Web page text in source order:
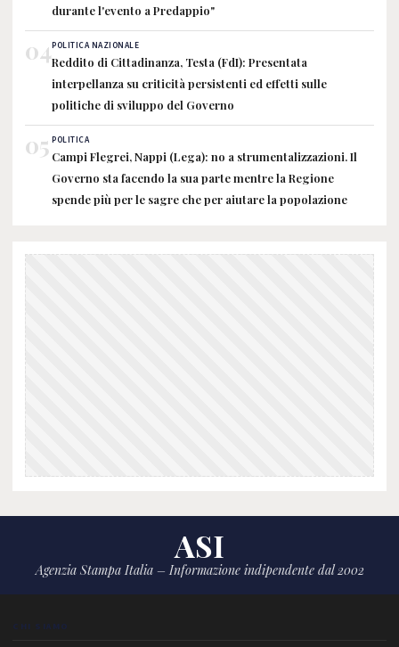
durante l'evento a Predappio"
04POLITICA NAZIONALE
Reddito di Cittadinanza, Testa (FdI): Presentata
interpellanza su criticità persistenti ed effetti sulle
politiche di sviluppo del Governo
05 POLITICA
Campi Flegrei, Nappi (Lega): no a strumentalizzazioni. Il
Governo sta facendo la sua parte mentre la Regione
spende più per le sagre che per aiutare la popolazione
ASI
Agenzia Stampa Italia – Informazione indipendente dal 2002
CHI SIAMO